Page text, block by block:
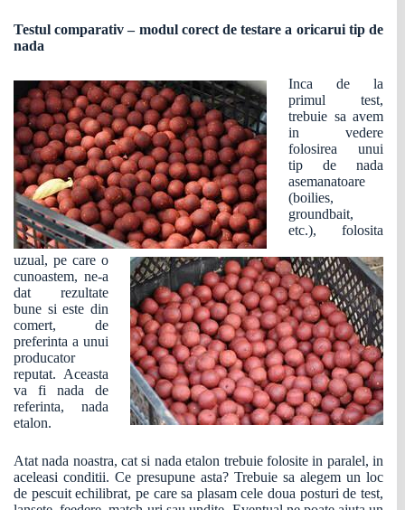
Testul comparativ – modul corect de testare a oricarui tip de
nada
Inca de la
primul test,
trebuie sa avem
in vedere
folosirea unui
tip de nada
asemanatoare
(boilies,
groundbait,
etc.), folosita
uzual, pe care o
cunoastem, ne-a
dat rezultate
bune si este din
comert, de
preferinta a unui
producator
reputat. Aceasta
va fi nada de
referinta, nada
etalon.
Atat nada noastra, cat si nada etalon trebuie folosite in paralel, in
aceleasi conditii. Ce presupune asta? Trebuie sa alegem un loc
de pescuit echilibrat, pe care sa plasam cele doua posturi de test,